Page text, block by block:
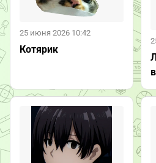
25 июня 2026 10:42
Котярик